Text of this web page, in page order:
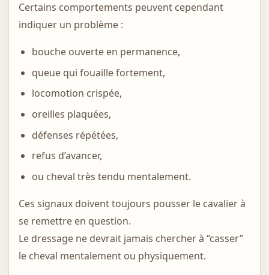
Certains comportements peuvent cependant
indiquer un problème :
bouche ouverte en permanence,
queue qui fouaille fortement,
locomotion crispée,
oreilles plaquées,
défenses répétées,
refus d’avancer,
ou cheval très tendu mentalement.
Ces signaux doivent toujours pousser le cavalier à
se remettre en question.
Le dressage ne devrait jamais chercher à “casser”
le cheval mentalement ou physiquement.